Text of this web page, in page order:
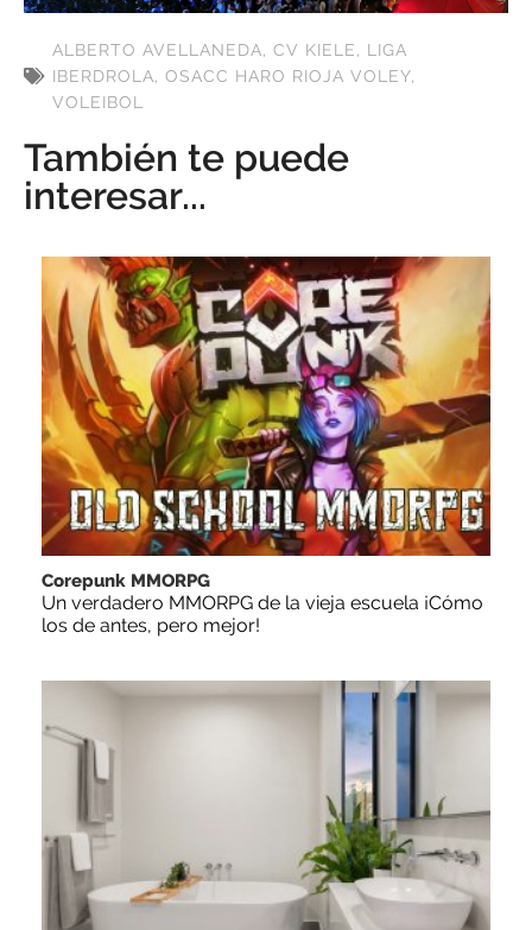
ALBERTO AVELLANEDA, CV KIELE, LIGA
IBERDROLA, OSACC HARO RIOJA VOLEY,
VOLEIBOL
También te puede
interesar...
Corepunk MMORPG
Un verdadero MMORPG de la vieja escuela ¡Cómo
los de antes, pero mejor!